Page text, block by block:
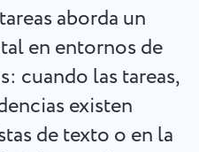
aborda un
en entornos de
cuando las tareas,
existen
de texto o en la
supervisar a los compañeros
y ciérrela cuando